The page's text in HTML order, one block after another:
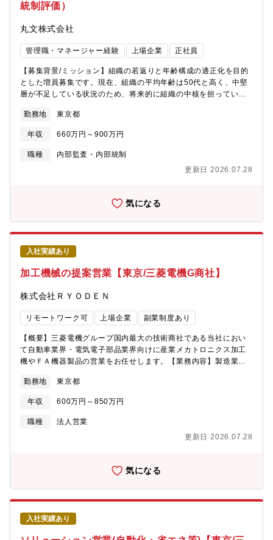
評価、技術提案、デモンストレーション、ネットワーク設計支援
たソリューションが実際の現場で導入され、多くの人に利用され
ていることを実感できるため、大きな達成感とやりがいを感じら
れる仕事です。■大規模案件や新しいネットワークソリューション
ジェクトを推進することで、技術力だけでなく提案力やプロジェ
クト推進力も身につけることができます。【働き方】■作業場所
新宿サポートセンター（新宿区西新宿）■リモートワーク中心※業
務の必要性に応じ出社して実機検証を行なっていただきます。■出
への短期出張があります。 ■フレックス■平均残業時間 20.8時
【働く環境】■風通しが良く、若手社員でも積極的にビジネスに参
画できる、自由でフラットな社風です。■階層別・職種別研修や語
のハンデは一切ありませんので、安心してご活躍いただけます。
現する開発ビジネスを推進しております。
統制評価）
丸文株式会社
管理職・マネージャー経験 上場企業 正社員
【募集背景/ミッション】組織の若返りと年齢構成の適正化を目的
とした増員募集です。現在、組織の平均年齢は50代と高く、中堅
層が不足している状況のため、将来的に組織の中核を担っていた
計画に基づく個別監査の計画策定から各部門へのヒアリング実施
＊証憑収集・データ分析＊業務の改善提案・フォローアップ＊報
告書の作成までの一連の業務■J-SOX評価＊内部統制に係る文書化
の推進から整備・運用評価の実施＊評価結果の報告・共有＊改善
作成までの一連の作業【組織構成】監査室：6名∟部長：1名（60
齢：50代前半）【働き方】■平均残業時間：20時間強/月■在宅勤
務 ：月8回まで利用可能。（１週間における利用回数制限は無
し） 子育て・介護の事情があれば回数は調整（増やす）可
能。 ※試用期間に関しては出社■時差出勤 ：7：30～10：00
の間であれば、30分単位で始業時間を調整することが可能。
勤務地 東京都
年収 660万円～900万円
職種
内部監査・内部統制
更新日 2026.07.28
気になる
入社実績あり
加工機械の提案営業【東京/三菱電機G商社】
株式会社ＲＹＯＤＥＮ
リモートワーク可 上場企業 副業制度あり
【概要】三菱電機グループ国内最大の技術商社である当社におい
て自動車業界・電気電子部品業界向けに産業メカトロニクス加工
機やＦＡ機器製品の営業をお任せします。【業務内容】製造業の
製のレーザー加工機や電子ビーム加工機、放電加工機等の産業用
機械を提案します。機械単体だけでなく、周辺の検査装置等も含
めた生産ラインの総合的なソリューションを提供します。複数の
仕入れ先と連携しながら、お客様のニーズに最適な提案を行いま
円規模の高単価設備案件を扱うため、一件一件の商談に深く関わ
ら、課題を解決していく営業スタイルです。【働き方】お客様先
への訪問や展示会への参加等、外出が中心の営業スタイルです。
直行直帰も可能で、フレックスタイム制度を活用しながら柔軟に
働くことができます。【配属先情報】施設システム事業部東日本
ビルシステム部ネットゼロ推進営業課（兼務施設システム事業部
ビル事業推進グループ）【同社について】■三菱電機グループ、国
内最大手のエレクトロニクス専門技術商社でプライム上場、売上
勤務地 東京都
年収 600万円～850万円
職種
法人営業
更新日 2026.07.28
気になる
入社実績あり